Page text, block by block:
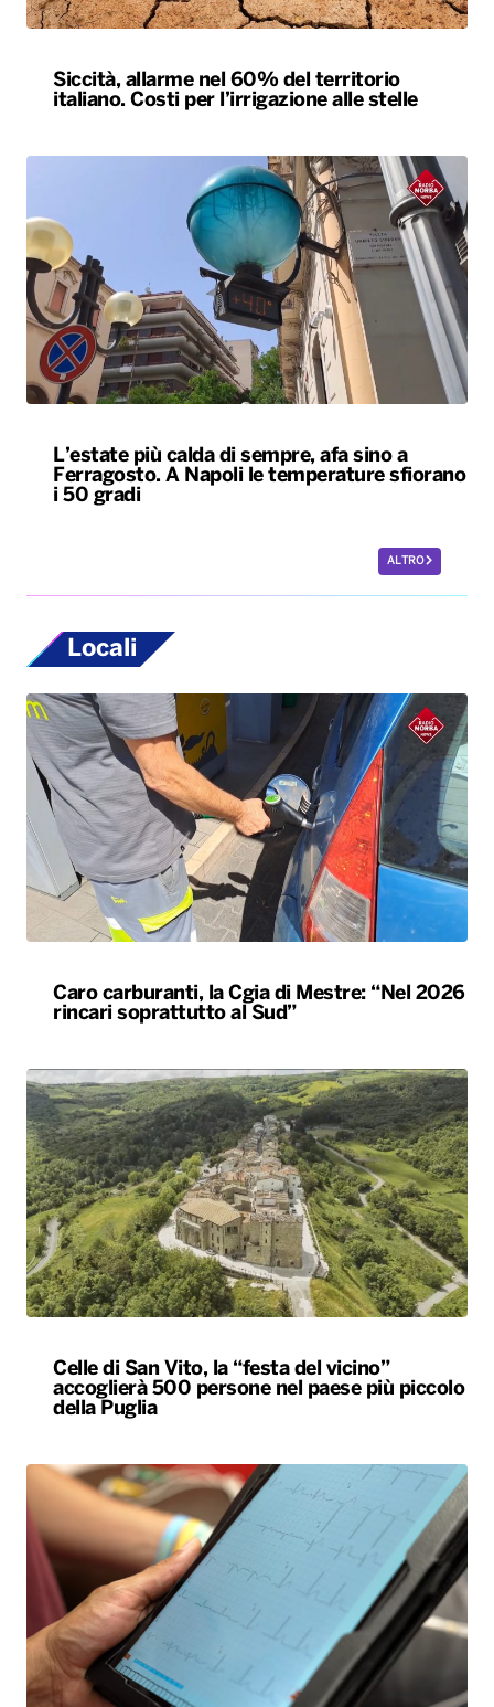
Siccità, allarme nel 60% del territorio
italiano. Costi per l’irrigazione alle stelle
L’estate più calda di sempre, afa sino a
Ferragosto. A Napoli le temperature sfiorano
i 50 gradi
ALTRO
Locali
Caro carburanti, la Cgia di Mestre: “Nel 2026
rincari soprattutto al Sud”
Celle di San Vito, la “festa del vicino”
accoglierà 500 persone nel paese più piccolo
della Puglia